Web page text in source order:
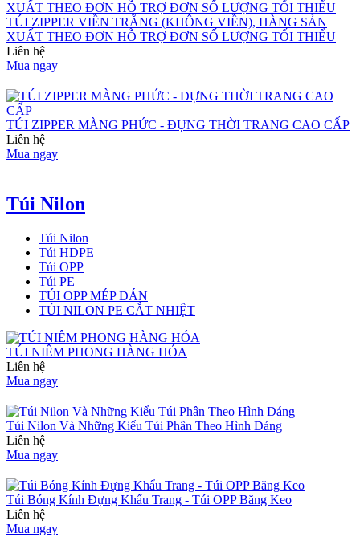
TÚI ZIPPER VIỀN TRẮNG (KHÔNG VIỀN), HÀNG SẢN
XUẤT THEO ĐƠN HỖ TRỢ ĐƠN SỐ LƯỢNG TỐI THIỂU
Liên hệ
Mua ngay
TÚI ZIPPER MÀNG PHỨC - ĐỰNG THỜI TRANG CAO CẤP
Liên hệ
Mua ngay
Túi Nilon
Túi Nilon
Túi HDPE
Túi OPP
Túi PE
TÚI OPP MÉP DÁN
TÚI NILON PE CẮT NHIỆT
TÚI NIÊM PHONG HÀNG HÓA
Liên hệ
Mua ngay
Túi Nilon Và Những Kiểu Túi Phân Theo Hình Dáng
Liên hệ
Mua ngay
Túi Bóng Kính Đựng Khẩu Trang - Túi OPP Băng Keo
Liên hệ
Mua ngay